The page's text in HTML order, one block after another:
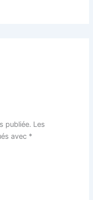
publiée. Les
avec *